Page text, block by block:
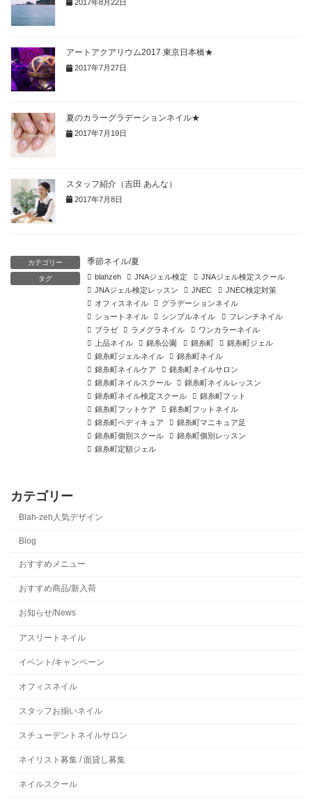
2017年8月22日
アートアクアリウム2017 東京日本橋★
2017年7月27日
夏のカラーグラデーションネイル★
2017年7月19日
スタッフ紹介（吉田 あんな）
2017年7月8日
カテゴリー 季節ネイル/夏
タグ blahzeh JNAジェル検定
JNAジェル検定スクール
JNAジェル検定レッスン
JNEC
JNEC検定対策
オフィスネイル
グラデーションネイル
ショートネイル
シンプルネイル
フレンチネイル
ブラゼ
ラメグラネイル
ワンカラーネイル
上品ネイル
錦糸公園 錦糸町
錦糸町ジェル
錦糸町ジェルネイル
錦糸町ネイル
錦糸町ネイルケア
錦糸町ネイルサロン
錦糸町ネイルスクール
錦糸町ネイルレッスン
錦糸町ネイル検定スクール
錦糸町フット
錦糸町フットケア
錦糸町フットネイル
錦糸町ペディキュア
錦糸町マニキュア足
錦糸町個別スクール
錦糸町個別レッスン
錦糸町定額ジェル
カテゴリー
Blah-zeh人気デザイン
Blog
おすすめメニュー
おすすめ商品/新入荷
お知らせ/News
アスリートネイル
イベント/キャンペーン
オフィスネイル
スタッフお揃いネイル
スチューデントネイルサロン
ネイリスト募集 / 面貸し募集
ネイルスクール